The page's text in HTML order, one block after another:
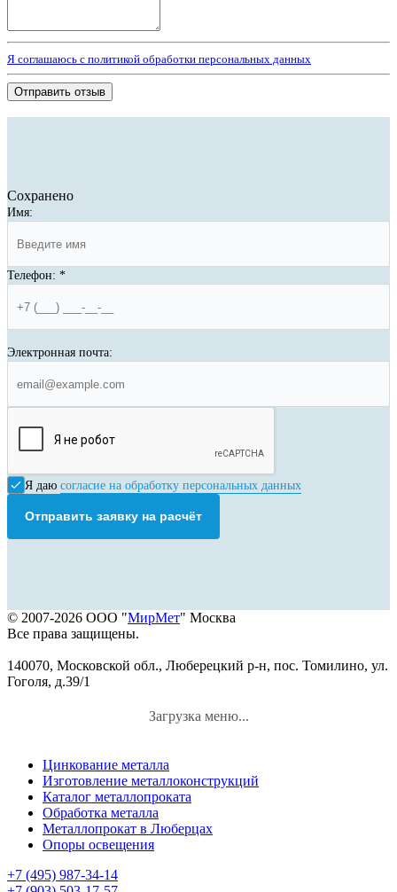
Я соглашаюсь с политикой обработки персональных данных
Отправить отзыв
Сохранено
Имя:
Телефон: *
Электронная почта:
Я даю согласие на обработку персональных данных
Отправить заявку на расчёт
© 2007-2026 ООО "МирМет" Москва
Все права защищены.
140070, Московской обл., Люберецкий р-н, пос. Томилино, ул.
Гоголя, д.39/1
Загрузка меню...
Цинкование металла
Изготовление металлоконструкций
Каталог металлопроката
Обработка металла
Металлопрокат в Люберцах
Опоры освещения
+7 (495) 987-34-14